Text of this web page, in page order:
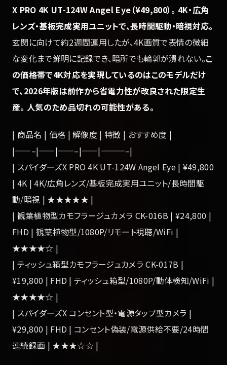
X PRO 4K UT-124W Angel Eye（¥49,800）。 4K・広角
レンズ・基板完成実用ユニットで、長時間駆動・暗視対応。
玄関に向けて約2週間運用したが、4K画質で表情の微細
な変化まで鮮明に記録でき、暗所でも輪郭が潰れない。こ
の価格帯で4K対応を実現しているのはこのモデルだけ
で、2026年版は前作から省電力性が改良された限定生
産。 人気のため品切れの可能性がある。
| 商品名 | 価格 | 解像度 | 特徴 | おすすめ度 |
|——–|——|——–|——|———–|
| スパイダーズX PRO 4K UT-124W Angel Eye | ¥49,800
| 4K | 4K/広角レンズ/基板完成実用ユニット/長時間駆
動/暗視 | ★★★★★ |
| 観葉植物型カモフラージュカメラ CK-016B | ¥24,800 |
FHD | 観葉植物型/1080P/リモート視聴/WiFi |
★★★★☆ |
| ティッシュ箱型カモフラージュカメラ CK-017B |
¥19,800 | FHD | ティッシュ箱型/1080P/動体検知/WiFi |
★★★★☆ |
| スパイダーズX コンセント型・電源タップ型カメラ |
¥29,800 | FHD | コンセント偽装/電源供給不要/24時間
連続録画 | ★★★☆☆ |